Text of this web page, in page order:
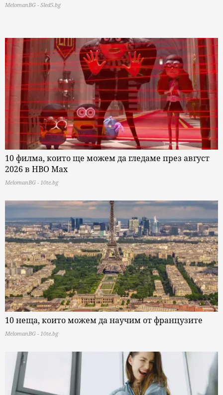
MelomanBG - Sled5.bg
10 филма, които ще можем да гледаме през август
2026 в HBO Max
MelomanBG - 10te.bg
10 неща, които можем да научим от французите
MelomanBG - 10te.bg